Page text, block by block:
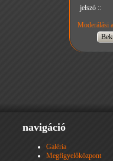
jelszó ::
Moderálási
navigáció
Galéria
Megfigyelőközpont